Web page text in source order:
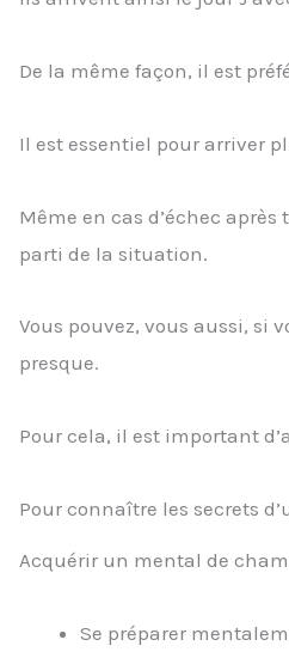
De la même façon, il est
Il est essentiel pour arriver
Même en cas d’échec
parti de la situation.
Vous pouvez, vous aussi, si
presque.
Pour cela, il est important
Pour connaître les secrets
Acquérir un mental de
Se préparer